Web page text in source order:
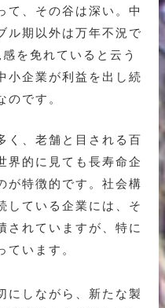
て、その谷は深い。中
ル期以外は万年不況で
を免れていると云う
小企業が利益を出し続
のです。
、老舗と目される百
界的に見ても長寿命企
が特徴的です。社会構
している企業には、そ
されていますが、特に
ています。
しながら、新たな製